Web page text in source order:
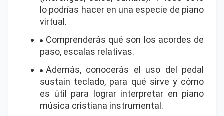
lo podrías hacer en una especie de piano
virtual.
Comprenderás qué son los acordes de
paso, escalas relativas.
Además, conocerás el uso del pedal
sustain teclado, para qué sirve y cómo
es útil para lograr interpretar en piano
música cristiana instrumental.